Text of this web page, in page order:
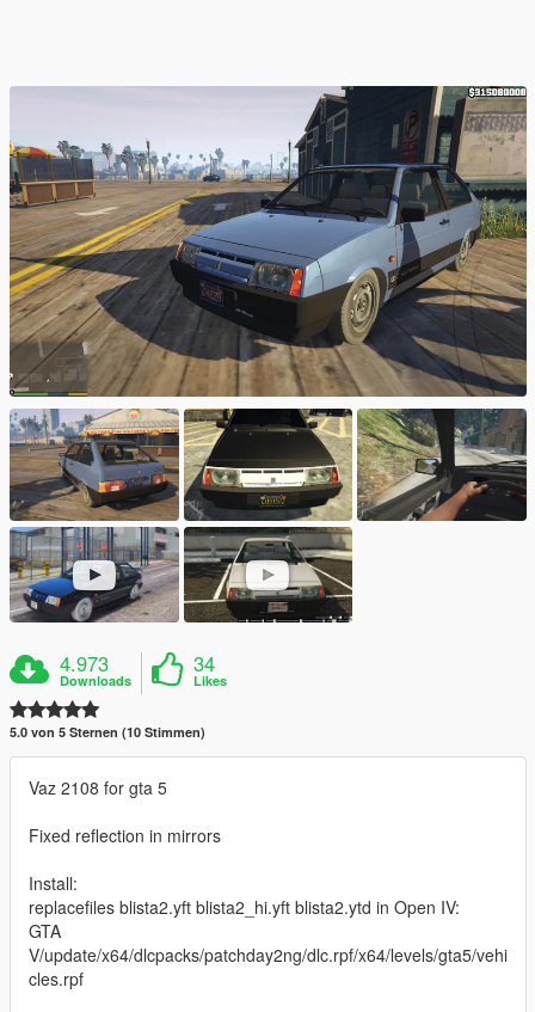
4.973
Downloads
34
Likes
5.0 von 5 Sternen (10 Stimmen)
Vaz 2108 for gta 5
Fixed reflection in mirrors
Install:
replacefiles blista2.yft blista2_hi.yft blista2.ytd in Open IV:
GTA
V/update/x64/dlcpacks/patchday2ng/dlc.rpf/x64/levels/gta5/vehi
cles.rpf